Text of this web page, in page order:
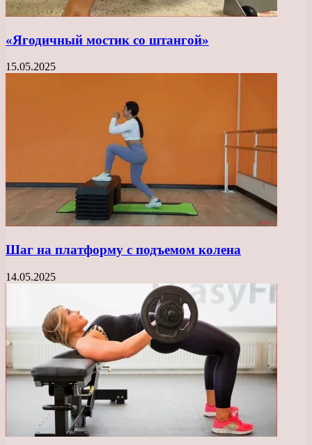
«Ягодичный мостик со штангой»
15.05.2025
Шаг на платформу с подъемом колена
14.05.2025